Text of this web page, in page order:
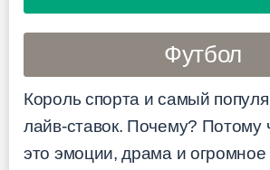
Футбол
Король спорта и самый
лайв-ставок. Почему?
это эмоции, драма и огромное